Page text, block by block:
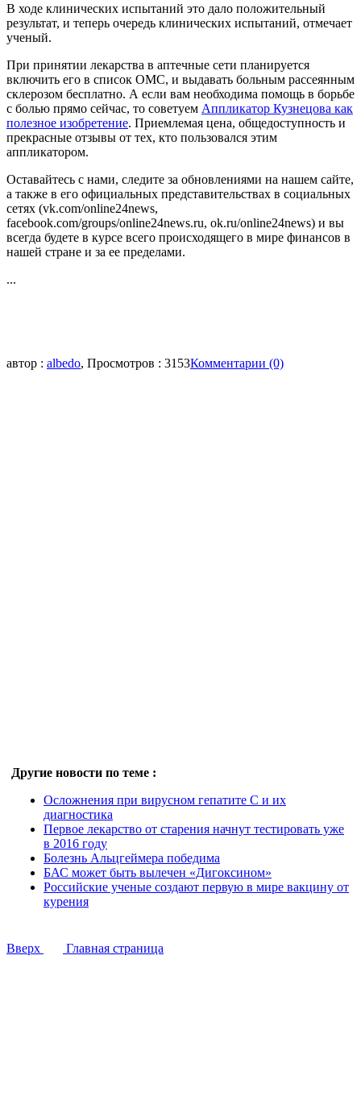
В ходе клинических испытаний это дало положительный
результат, и теперь очередь клинических испытаний, отмечает
ученый.
При принятии лекарства в аптечные сети планируется
включить его в список ОМС, и выдавать больным рассеянным
склерозом бесплатно. А если вам необходима помощь в борьбе
с болью прямо сейчас, то советуем Аппликатор Кузнецова как
полезное изобретение. Приемлемая цена, общедоступность и
прекрасные отзывы от тех, кто пользовался этим
аппликатором.
Оставайтесь с нами, следите за обновлениями на нашем сайте,
а также в его официальных представительствах в социальных
сетях (vk.com/online24news,
facebook.com/groups/online24news.ru, ok.ru/online24news) и вы
всегда будете в курсе всего происходящего в мире финансов в
нашей стране и за ее пределами.
...
автор : albedo, Просмотров : 3153Комментарии (0)
Другие новости по теме :
Осложнения при вирусном гепатите С и их
диагностика
Первое лекарство от старения начнут тестировать уже
в 2016 году
Болезнь Альцгеймера победима
БАС может быть вылечен «Дигоксином»
Российские ученые создают первую в мире вакцину от
курения
Вверх Главная страница